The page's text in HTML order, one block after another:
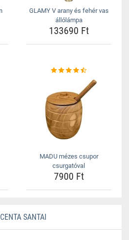
GLAMY V arany és fehér vas
állólámpa
133690 Ft
MADU mézes csupor
csurgatóval
7900 Ft
SANTAI